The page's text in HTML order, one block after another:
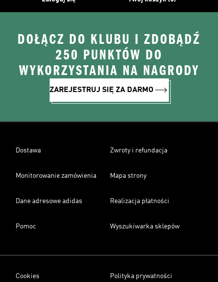
DOŁĄCZ DO KLUBU I ZDOBĄDŹ
250 PUNKTÓW DO
WYKORZYSTANIA NA NAGRODY
ZAREJESTRUJ SIĘ ZA DARMO
Dostawa Zwroty i refundacja
Monitorowanie zamówienia Mapa strony
Dane adresowe adidas Realizacja płatności
Pomoc Wyszukiwarka sklepów
Cookies Polityka prywatności